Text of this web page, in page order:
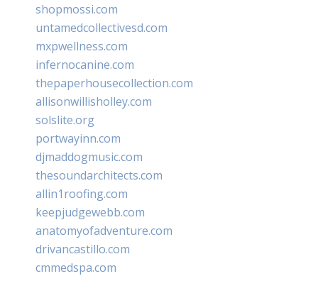
shopmossi.com
untamedcollectivesd.com
mxpwellness.com
infernocanine.com
thepaperhousecollection.com
allisonwillisholley.com
solslite.org
portwayinn.com
djmaddogmusic.com
thesoundarchitects.com
allin1roofing.com
keepjudgewebb.com
anatomyofadventure.com
drivancastillo.com
cmmedspa.com